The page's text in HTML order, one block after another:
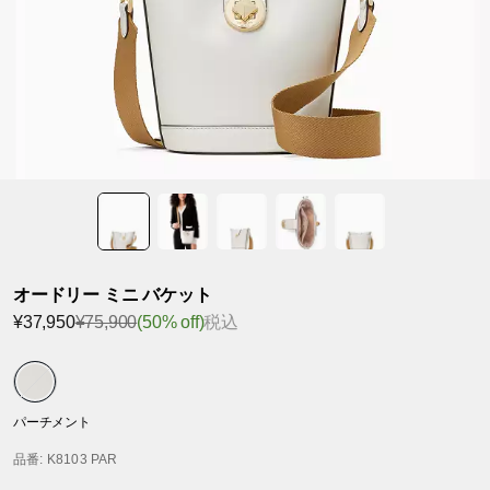
オードリー ミニ バケット
¥37,950¥75,900(50% off)税込
パーチメント
品番: K8103 PAR